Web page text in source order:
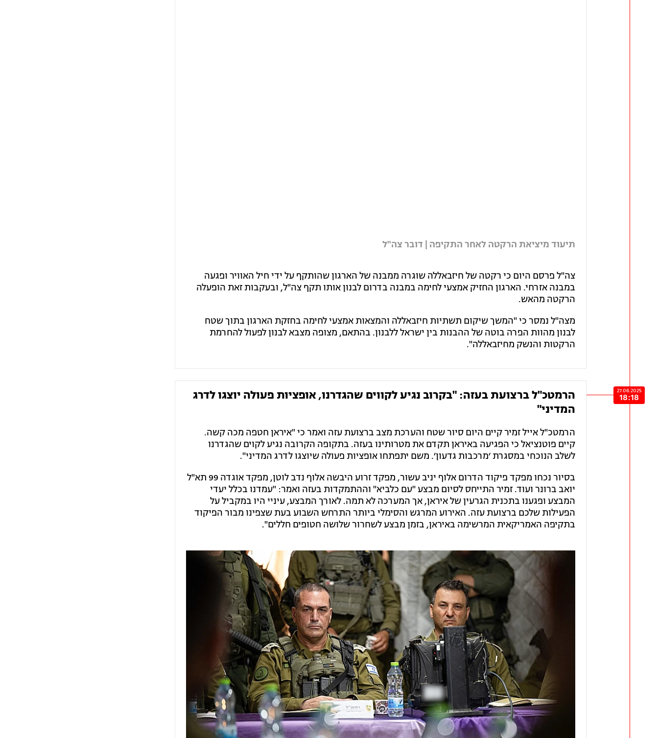
תיעוד מיציאת הרקטה לאחר התקיפה | דובר צה"ל
צה"ל פרסם היום כי רקטה של חיזבאללה שוגרה ממבנה של הארגון שהותקף על ידי חיל האוויר ופגעה
במבנה אזרחי. הארגון החזיק אמצעי לחימה במבנה בדרום לבנון אותו תקף צה"ל, ובעקבות זאת הופעלה
הרקטה מהאש.
מצה"ל נמסר כי "המשך שיקום תשתיות חיזבאללה והמצאות אמצעי לחימה בחזקת הארגון בתוך שטח
לבנון מהוות הפרה בוטה של ההבנות בין ישראל ללבנון. בהתאם, מצופה מצבא לבנון לפעול להחרמת
הרקטות והנשק מחיזבאללה".
27.06.2025
18:18
הרמטכ"ל ברצועת בעזה: "בקרוב נגיע לקווים שהגדרנו, אופציות פעולה יוצגו לדרג
המדיני"
הרמטכ"ל אייל זמיר קיים היום סיור שטח והערכת מצב ברצועת עזה ואמר כי "איראן חטפה מכה קשה.
קיים פוטנציאל כי הפגיעה באיראן תקדם את מטרותינו בעזה. בתקופה הקרובה נגיע לקוים שהגדרנו
לשלב הנוכחי במסגרת ׳מרכבות גדעון׳. משם יתפתחו אופציות פעולה שיוצגו לדרג המדיני".
בסיור נכחו מפקד פיקוד הדרום אלוף יניב עשור, מפקד זרוע היבשה אלוף נדב לוטן, מפקד אוגדה 99 תא"ל
יואב ברונר ועוד. זמיר התייחס לסיום מבצע "עם כלביא" וההתמקדות בעזה ואמר: "עמדנו בכלל יעדי
המבצע ופגענו בתכנית הגרעין של איראן, אך המערכה לא תמה. לאורך המבצע, עיניי היו במקביל על
הפעילות שלכם ברצועת עזה. האירוע המרגש והסימלי ביותר התרחש השבוע בעת שצפינו מבור הפיקוד
בתקיפה האמריקאית המרשימה באיראן, בזמן מבצע לשחרור שלושה חטופים חללים".